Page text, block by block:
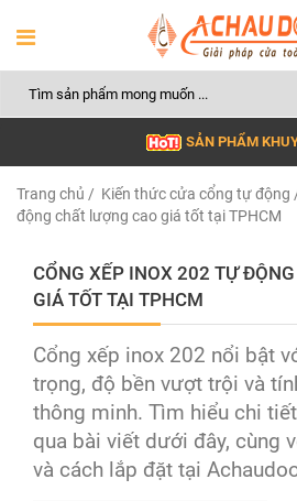
SẢN PHẨM
Trang chủ / Kiến thức cửa cổng tự động
động chất lượng cao giá tốt tại TPHCM
CỔNG XẾP INOX 202 TỰ
GIÁ TỐT TẠI TPHCM
Cổng xếp inox 202 nổi bật
trọng, độ bền vượt trội và
thông minh. Tìm hiểu chi
qua bài viết dưới đây, cùng
và cách lắp đặt tại